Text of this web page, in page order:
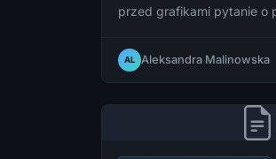
przed grafikami pytanie o
możliwości i ograniczenia
projektanci mogą odnaleźć
AL Aleksandra Malinowska